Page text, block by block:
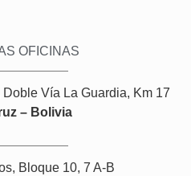
OFICINAS
Vía La Guardia, Km 17
– Bolivia
Bloque 10, 7 A-B